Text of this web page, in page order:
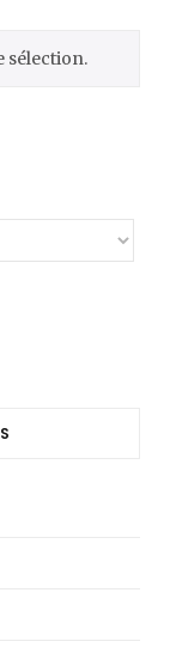
sélection.